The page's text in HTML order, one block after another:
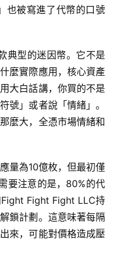
也被寫進了代幣的口號
典型的迷因幣。它不是
麼實際應用，核心資產
大白話講，你買的不是
號」或者說「情緒」。
麼大，全憑市場情緒和
量為10億枚，但最初僅
要注意的是，80%的代
Fight Fight LLC持
鎖計劃。這意味著每隔
來，可能對價格造成壓